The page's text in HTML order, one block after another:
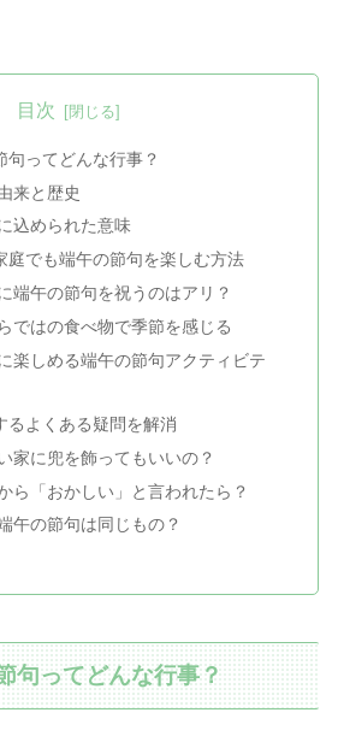
目次
句ってどんな行事？
来と歴史
込められた意味
庭でも端午の節句を楽しむ方法
端午の節句を祝うのはアリ？
ではの食べ物で季節を感じる
楽しめる端午の節句アクティビテ
るよくある疑問を解消
家に兜を飾ってもいいの？
ら「おかしい」と言われたら？
午の節句は同じもの？
句ってどんな行事？